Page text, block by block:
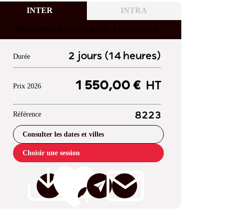
INTER INTRA
PRESENTIEL OU CLASSE A DISTANCE
Durée 2 jours (14 heures)
Prix 2026 1 550,00 €HT
Référence 8223
Consulter les dates et villes
Choisir une session